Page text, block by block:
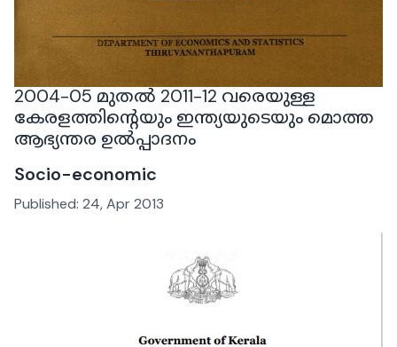
2004-05 മുതൽ 2011-12 വരെയുള്ള
കേരളത്തിന്റെയും ഇന്ത്യയുടെയും മൊത്ത
ആഭ്യന്തര ഉൽപ്പാദനം
Socio-economic
Published: 24, Apr 2013